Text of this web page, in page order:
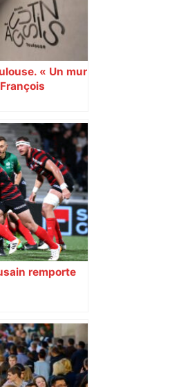
« Un mur
remporte